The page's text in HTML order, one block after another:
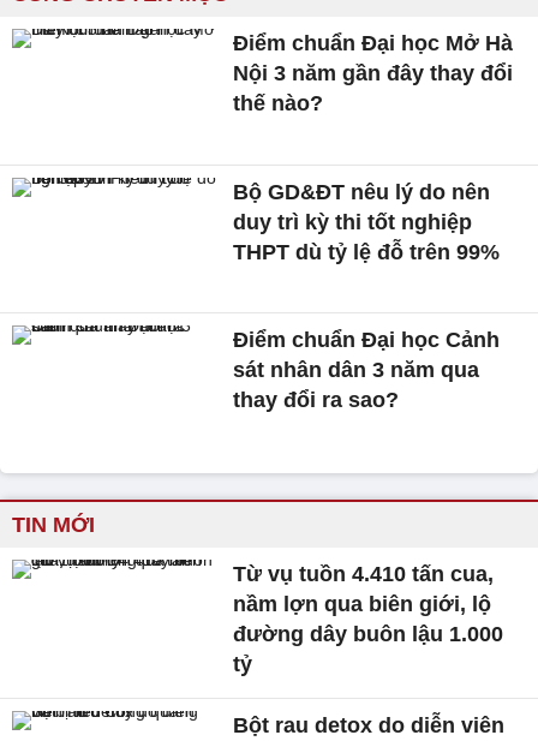
Điểm chuẩn Đại học Mở Hà
Nội 3 năm gần đây thay đổi
thế nào?
Bộ GD&ĐT nêu lý do nên
duy trì kỳ thi tốt nghiệp
THPT dù tỷ lệ đỗ trên 99%
Điểm chuẩn Đại học Cảnh
sát nhân dân 3 năm qua
thay đổi ra sao?
TIN MỚI
Từ vụ tuồn 4.410 tấn cua,
nầm lợn qua biên giới, lộ
đường dây buôn lậu 1.000
tỷ
Bột rau detox do diễn viên